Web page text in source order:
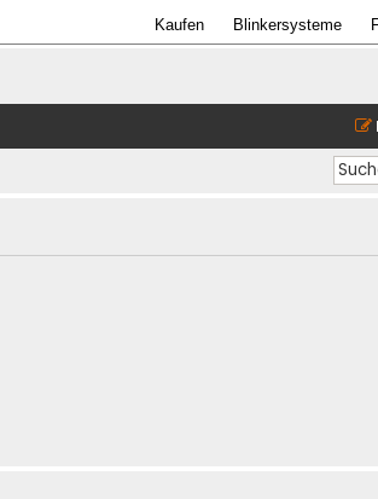
Kaufen Blinkersysteme